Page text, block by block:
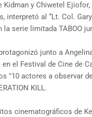
Kidman y Chiwetel
interpretó al “Lt. Col.
la serie limitada TABOO
junto a
el Festival de Cine de
"10 actores a observar
KILL.
cinematográficos de